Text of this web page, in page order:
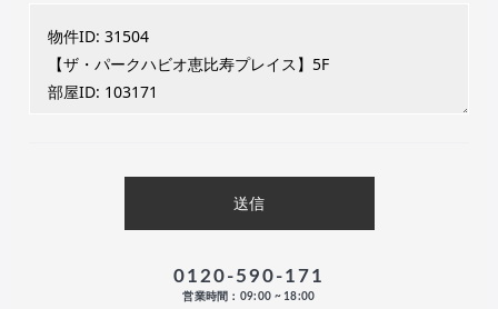
0120-590-171
営業時間：09:00 ~ 18:00